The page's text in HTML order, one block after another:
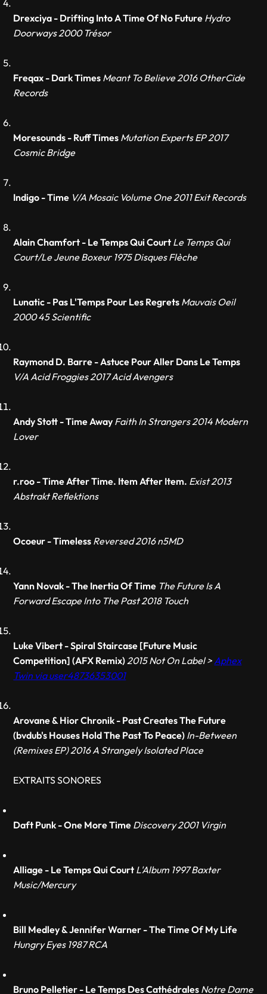
Drexciya - Drifting Into A Time Of No Future Hydro
Doorways 2000 Trésor
Freqax - Dark Times Meant To Believe 2016 OtherCide
Records
Moresounds - Ruff Times Mutation Experts EP 2017
Cosmic Bridge
Indigo - Time V/A Mosaic Volume One 2011 Exit Records
Alain Chamfort - Le Temps Qui Court Le Temps Qui
Court/Le Jeune Boxeur 1975 Disques Flèche
Lunatic - Pas L'Temps Pour Les Regrets Mauvais Oeil
2000 45 Scientific
Raymond D. Barre - Astuce Pour Aller Dans Le Temps
V/A Acid Froggies 2017 Acid Avengers
Andy Stott - Time Away Faith In Strangers 2014 Modern
Lover
r.roo - Time After Time. Item After Item. Exist 2013
Abstrakt Reflektions
Ocoeur - Timeless Reversed 2016 n5MD
Yann Novak - The Inertia Of Time The Future Is A
Forward Escape Into The Past 2018 Touch
Luke Vibert - Spiral Staircase [Future Music
Competition] (AFX Remix)2015 Not On Label >Aphex
Twin via user48736353001
Arovane & Hior Chronik - Past Creates The Future
(bvdub's Houses Hold The Past To Peace) In-Between
(Remixes EP) 2016 A Strangely Isolated Place
EXTRAITS SONORES
Daft Punk - One More Time Discovery 2001 Virgin
Alliage - Le Temps Qui Court L'Album 1997 Baxter
Music/Mercury
Bill Medley & Jennifer Warner - The Time Of My Life
Hungry Eyes 1987 RCA
Bruno Pelletier - Le Temps Des Cathédrales Notre Dame